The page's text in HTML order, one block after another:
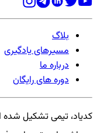
بلاگ
مسیرهای یادگیری
درباره ما
دوره های رایگان
کدیاد، تیمی تشکیل